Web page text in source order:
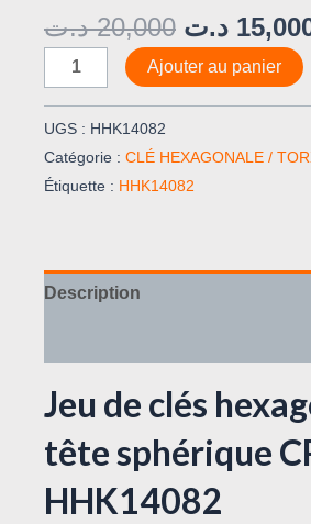
20,000 د.ت د.ت
Ajouter au panier
UGS : HHK14082
Catégorie : CLÉ HEXAGONALE /
Étiquette : HHK14082
Description
Jeu de clés
tête sphérique
HHK14082